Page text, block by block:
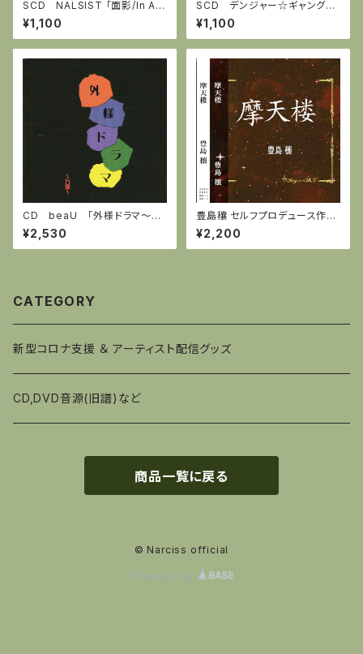
SCD NALSIST 「面影/In A T
rap」
¥1,100
SCD デンジャー☆ギャング
「サムライ」
¥1,100
CD beaU 「外様ドラマ～万
歳～」
¥2,530
豊島穰 セルフプロデュース作品
『摩天楼』
¥2,200
CATEGORY
新型コロナ支援 ＆ アーティスト配信グッズ
CD,DVD音源(旧譜)など
商品一覧に戻る
© Narciss official
Powered by